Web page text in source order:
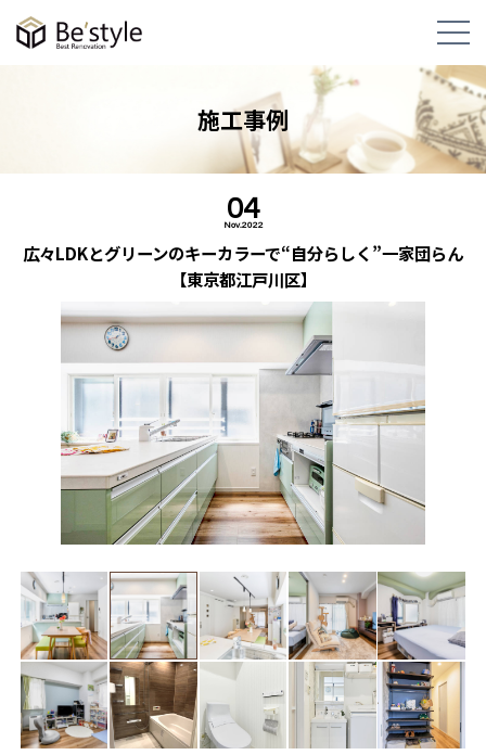
施工事例
04
Nov.2022
広々LDKとグリーンのキーカラーで“自分らしく”一家団らん
【東京都江戸川区】